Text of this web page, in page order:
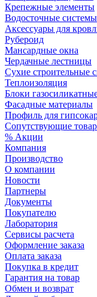
Крепежные элементы
Водосточные системы
Аксессуары для
Рубероид
Мансардные окна
Чердачные лестницы
Сухие строительные
Теплоизоляция
Блоки
Фасадные материалы
Профиль для
Сопутствующие
% Акции
Компания
Производство
О компании
Новости
Партнеры
Документы
Покупателю
Лаборатория
Сервисы расчета
Оформление заказа
Оплата заказа
Покупка в кредит
Гарантия на товар
Обмен и возврат